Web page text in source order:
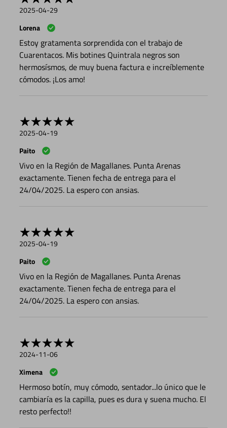
2025-04-29
Lorena
Estoy gratamenta sorprendida con el trabajo de
Cuarentacos. Mis botines Quintrala negros son
hermosísmos, de muy buena factura e increíblemente
cómodos. ¡Los amo!
2025-04-19
Paito
Vivo en la Región de Magallanes. Punta Arenas
exactamente. Tienen fecha de entrega para el
24/04/2025. La espero con ansias.
2025-04-19
Paito
Vivo en la Región de Magallanes. Punta Arenas
exactamente. Tienen fecha de entrega para el
24/04/2025. La espero con ansias.
2024-11-06
Ximena
Hermoso botín, muy cómodo, sentador...lo único que le
cambiaría es la capilla, pues es dura y suena mucho. El
resto perfecto!!